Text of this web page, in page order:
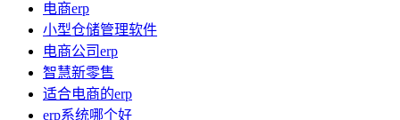
电商erp
小型仓储管理软件
电商公司erp
智慧新零售
适合电商的erp
erp系统哪个好